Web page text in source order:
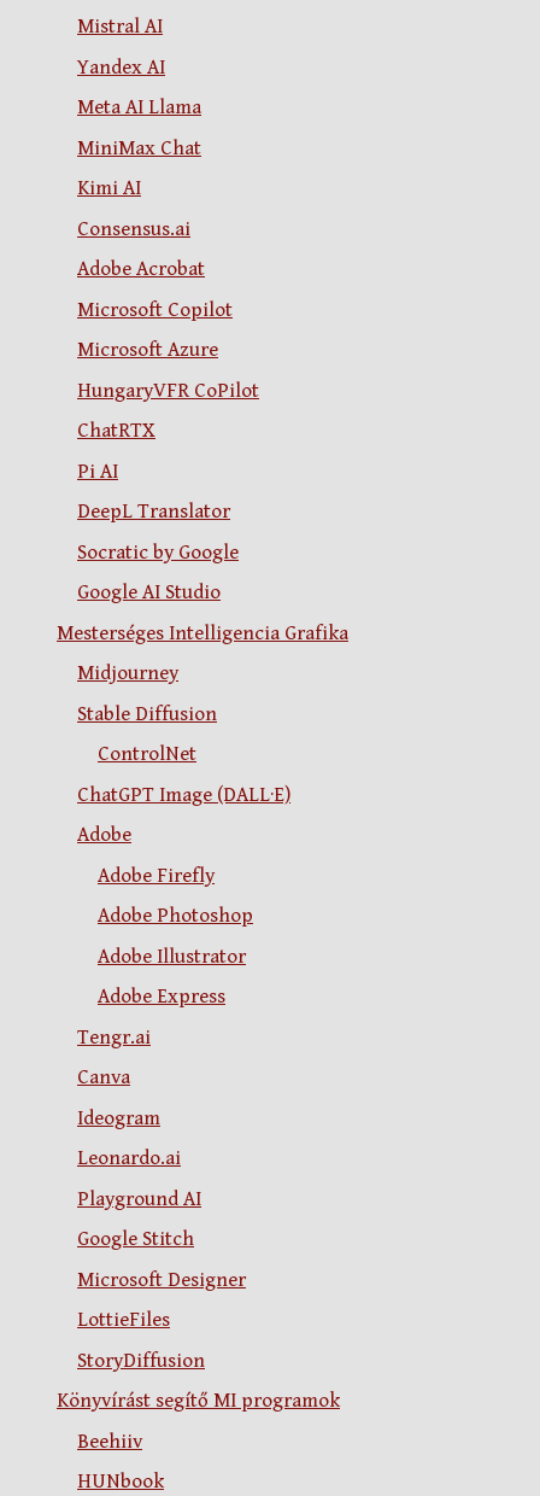
Mistral AI
Yandex AI
Meta AI Llama
MiniMax Chat
Kimi AI
Consensus.ai
Adobe Acrobat
Microsoft Copilot
Microsoft Azure
HungaryVFR CoPilot
ChatRTX
Pi AI
DeepL Translator
Socratic by Google
Google AI Studio
Mesterséges Intelligencia Grafika
Midjourney
Stable Diffusion
ControlNet
ChatGPT Image (DALL·E)
Adobe
Adobe Firefly
Adobe Photoshop
Adobe Illustrator
Adobe Express
Tengr.ai
Canva
Ideogram
Leonardo.ai
Playground AI
Google Stitch
Microsoft Designer
LottieFiles
StoryDiffusion
Könyvírást segítő MI programok
Beehiiv
HUNbook